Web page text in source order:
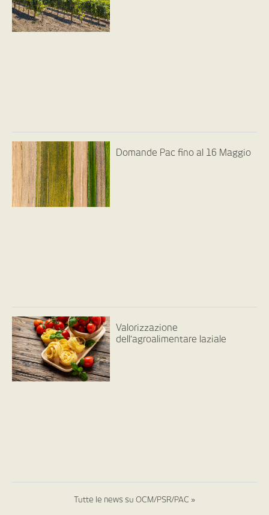
Domande Pac fino al 16 Maggio
Valorizzazione
dell’agroalimentare laziale
Tutte le news su OCM/PSR/PAC »